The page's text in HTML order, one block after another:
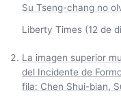
Su Tseng-chang no
Liberty Times (12 de
La imagen superior
del Incidente de
fila: Chen Shui-bian,